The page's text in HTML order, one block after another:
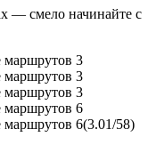
— смело начинайте с
(3.01/58)